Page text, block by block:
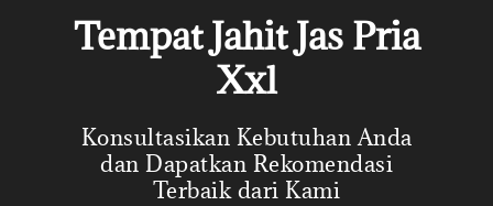
Tempat Jahit Jas Pria
Xxl
Konsultasikan Kebutuhan Anda
dan Dapatkan Rekomendasi
Terbaik dari Kami